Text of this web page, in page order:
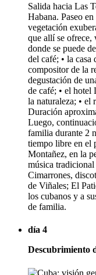
Salida hacia Las
Habana. Paseo
vegetación
que allí se ofrece,
donde se puede
del café; • la
compositor de la
degustación de
de café; • el
la naturaleza; • el
Duración
Luego,
familia durante 2
tiempo libre en el
Montañez, en la
música
Cimarrones,
de Viñales; El
los cubanos y a
de familia.
día 4
Descubrimiento